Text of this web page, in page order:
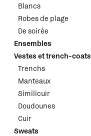
Blancs
Robes de plage
De soirée
Ensembles
Vestes et trench-coats
Trenchs
Manteaux
Similicuir
Doudounes
Cuir
Sweats